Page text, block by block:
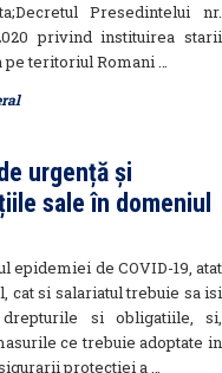
Presedintelui nr.
privind instituirea starii
pe teritoriul Romani …
urgență și
sale în domeniul
epidemiei de COVID-19, atat
cat si salariatul trebuie sa isi
drepturile si obligatiile, si,
ce trebuie adoptate in
protectiei a …